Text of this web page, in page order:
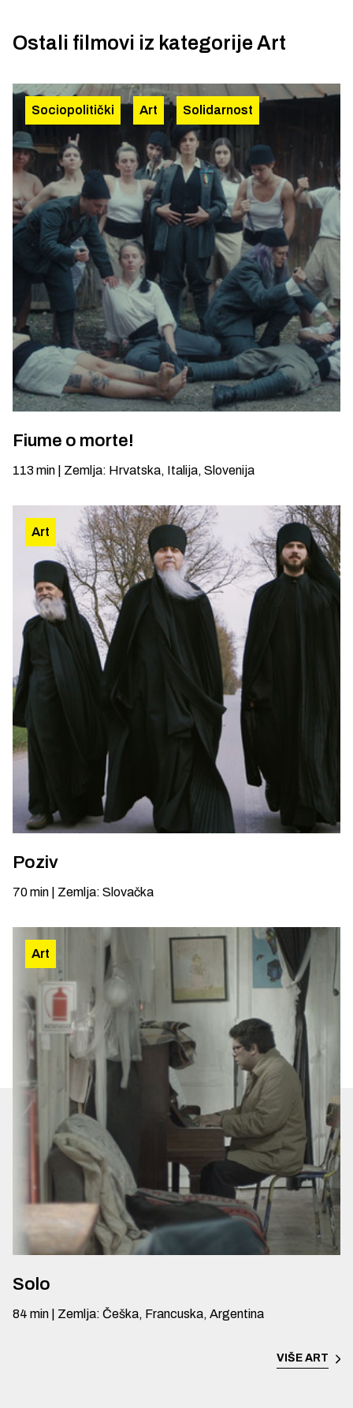
Ostali filmovi iz kategorijeArt
Sociopolitički Art Solidarnost
Fiume o morte!
113 min Zemlja: Hrvatska, Italija, Slovenija
Art
Poziv
70min Zemlja: Slovačka
Art
Solo
84 min Zemlja: Češka, Francuska, Argentina
VIŠE ART